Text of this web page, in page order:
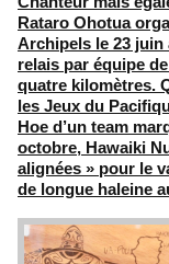
Rataro Ohotua
Archipels le 23 juin
relais par équipe
quatre kilomètres.
les Jeux du
Hoe d’un team
octobre, Hawaiki
alignées » pour le
de longue haleine